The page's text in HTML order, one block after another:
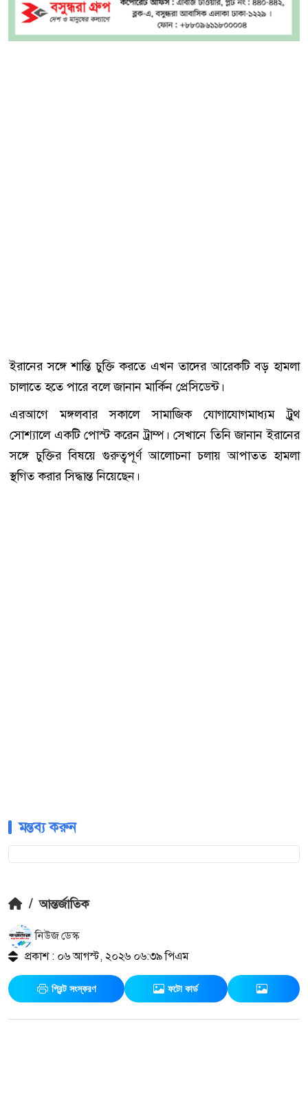
ইরানের সঙ্গে শান্তি চুক্তি করতে এখন তাদের আরেকটি বড় হামলা
চালাতে হতে পারে বলে জানান মার্কিন প্রেসিডেন্ট।
এরআগে মঙ্গলবার সকালে সামাজিক যোগাযোগমাধ্যম ট্রুথ
সোশ্যালে একটি পোস্ট করেন ট্রাম্প। সেখানে তিনি জানান ইরানের
সঙ্গে চুক্তির বিষয়ে গুরুত্বপূর্ণ আলোচনা চলায় আপাতত হামলা
স্থগিত করার সিদ্ধান্ত নিয়েছেন।
মন্তব্য করুন
/ আন্তর্জাতিক
নিউজ ডেস্ক
প্রকাশ : ০৬ আগস্ট, ২০২৬ ০৬:৩৯ পিএম
প্রিন্ট সংস্করণ ফটো কার্ড